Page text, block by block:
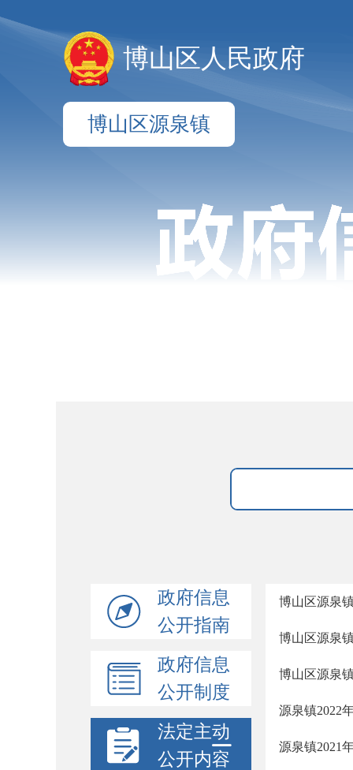
博山区人民政府
博山区源泉镇
政府信息
公开指南
政府信息
公开制度
法定主动
公开内容
博山区源泉
博山区源泉
博山区源泉
源泉镇2022
源泉镇2021